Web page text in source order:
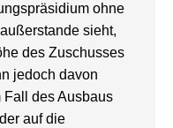
ohne
sieht,
des Zuschusses
jedoch davon
Fall des Ausbaus
auf die